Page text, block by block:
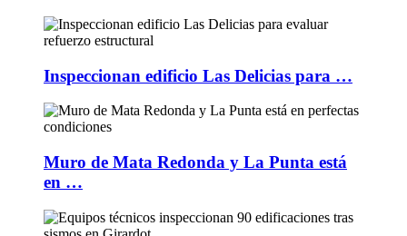
Inspeccionan edificio Las Delicias para …
Muro de Mata Redonda y La Punta está
en …